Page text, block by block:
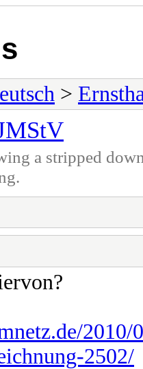
>
a stripped
2010/
2502/